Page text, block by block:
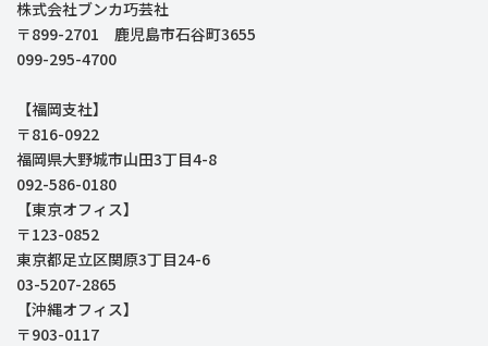
株式会社ブンカ巧芸社
〒899-2701 鹿児島市石谷町3655
099-295-4700
【福岡支社】
〒816-0922
福岡県大野城市山田3丁目4-8
092-586-0180
【東京オフィス】
〒123-0852
東京都足立区関原3丁目24-6
03-5207-2865
【沖縄オフィス】
〒903-0117